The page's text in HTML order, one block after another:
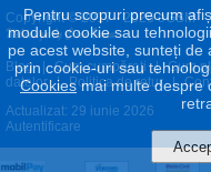
Copyright © 2017 - 2026 eGSM
Blog | Cum cumpăraţi | Cum
datelor
| Politica de retur |
Actualizat: 29 iunie 2026
Autentificare
Pentru scopuri precum
module cookie sau
pe acest website, sunteți
prin cookie-uri sau
Cookiesmai multe despre